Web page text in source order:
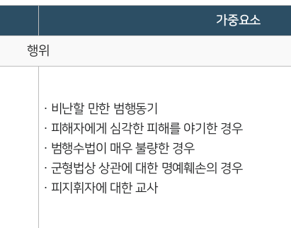
가중요소
행위
∙ 비난할 만한 범행동기
∙ 피해자에게 심각한 피해를 야기한 경우
∙ 범행수법이 매우 불량한 경우
∙ 군형법상 상관에 대한 명예훼손의 경우
∙ 피지휘자에 대한 교사